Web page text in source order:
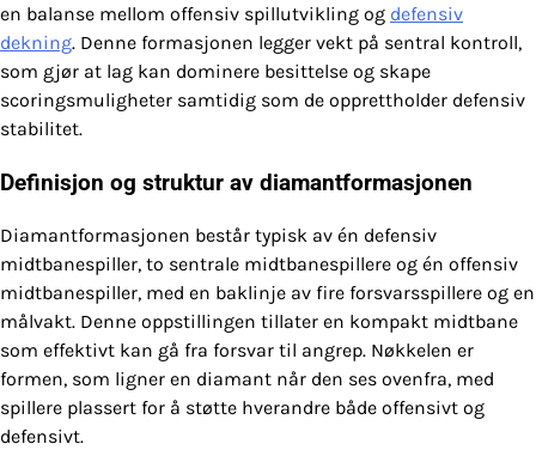
en balanse mellom offensiv spillutvikling og defensiv
dekning. Denne formasjonen legger vekt på sentral kontroll,
som gjør at lag kan dominere besittelse og skape
scoringsmuligheter samtidig som de opprettholder defensiv
stabilitet.
Definisjon og struktur av diamantformasjonen
Diamantformasjonen består typisk av én defensiv
midtbanespiller, to sentrale midtbanespillere og én offensiv
midtbanespiller, med en baklinje av fire forsvarsspillere og en
målvakt. Denne oppstillingen tillater en kompakt midtbane
som effektivt kan gå fra forsvar til angrep. Nøkkelen er
formen, som ligner en diamant når den ses ovenfra, med
spillere plassert for å støtte hverandre både offensivt og
defensivt.